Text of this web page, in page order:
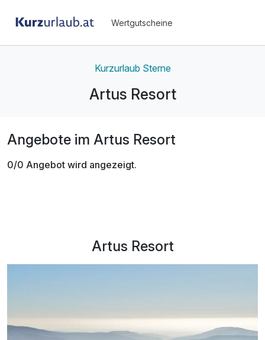
Wertgutscheine
Kurzurlaub Sterne
Artus Resort
Angebote im Artus Resort
0/0 Angebot wird angezeigt.
Artus Resort